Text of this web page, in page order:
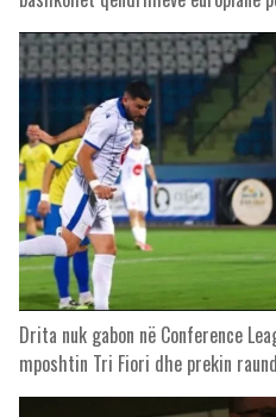
Drita nuk gabon në Conference
mposhtin Tri Fiori dhe prekin